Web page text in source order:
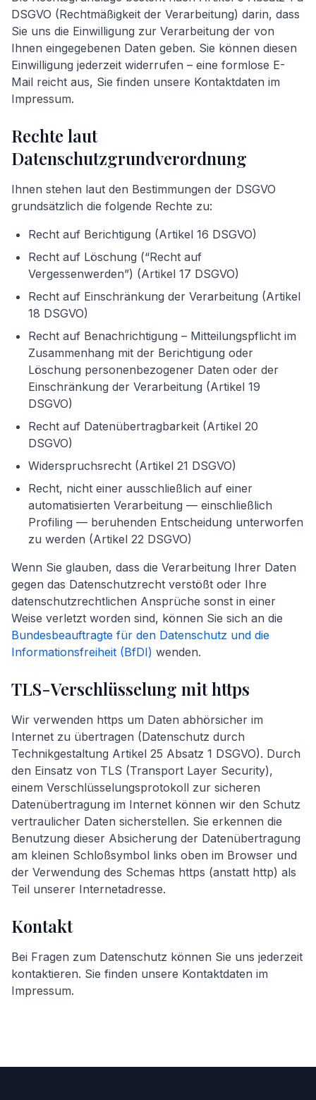
DSGVO (Rechtmäßigkeit der Verarbeitung) darin, dass
Sie uns die Einwilligung zur Verarbeitung der von
Ihnen eingegebenen Daten geben. Sie können diesen
Einwilligung jederzeit widerrufen – eine formlose E-
Mail reicht aus, Sie finden unsere Kontaktdaten im
Impressum.
Rechte laut
Datenschutzgrundverordnung
Ihnen stehen laut den Bestimmungen der DSGVO
grundsätzlich die folgende Rechte zu:
Recht auf Berichtigung (Artikel 16 DSGVO)
Recht auf Löschung (“Recht auf
Vergessenwerden”) (Artikel 17 DSGVO)
Recht auf Einschränkung der Verarbeitung (Artikel
18 DSGVO)
Recht auf Benachrichtigung – Mitteilungspflicht im
Zusammenhang mit der Berichtigung oder
Löschung personenbezogener Daten oder der
Einschränkung der Verarbeitung (Artikel 19
DSGVO)
Recht auf Datenübertragbarkeit (Artikel 20
DSGVO)
Widerspruchsrecht (Artikel 21 DSGVO)
Recht, nicht einer ausschließlich auf einer
automatisierten Verarbeitung — einschließlich
Profiling — beruhenden Entscheidung unterworfen
zu werden (Artikel 22 DSGVO)
Wenn Sie glauben, dass die Verarbeitung Ihrer Daten
gegen das Datenschutzrecht verstößt oder Ihre
datenschutzrechtlichen Ansprüche sonst in einer
Weise verletzt worden sind, können Sie sich an die
Bundesbeauftragte für den Datenschutz und die
Informationsfreiheit (BfDI) wenden.
TLS-Verschlüsselung mit https
Wir verwenden https um Daten abhörsicher im
Internet zu übertragen (Datenschutz durch
Technikgestaltung Artikel 25 Absatz 1 DSGVO). Durch
den Einsatz von TLS (Transport Layer Security),
einem Verschlüsselungsprotokoll zur sicheren
Datenübertragung im Internet können wir den Schutz
vertraulicher Daten sicherstellen. Sie erkennen die
Benutzung dieser Absicherung der Datenübertragung
am kleinen Schloßsymbol links oben im Browser und
der Verwendung des Schemas https (anstatt http) als
Teil unserer Internetadresse.
Kontakt
Bei Fragen zum Datenschutz können Sie uns jederzeit
kontaktieren. Sie finden unsere Kontaktdaten im
Impressum.